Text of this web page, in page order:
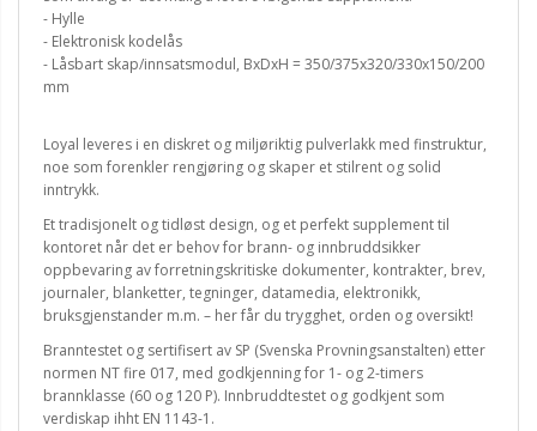
- Hylle
- Elektronisk kodelås
- Låsbart skap/innsatsmodul, BxDxH = 350/375x320/330x150/200
mm
Loyal leveres i en diskret og miljøriktig pulverlakk med finstruktur,
noe som forenkler rengjøring og skaper et stilrent og solid
inntrykk.
Et tradisjonelt og tidløst design, og et perfekt supplement til
kontoret når det er behov for brann- og innbruddsikker
oppbevaring av forretningskritiske dokumenter, kontrakter, brev,
journaler, blanketter, tegninger, datamedia, elektronikk,
bruksgjenstander m.m. – her får du trygghet, orden og oversikt!
Branntestet og sertifisert av SP (Svenska Provningsanstalten) etter
normen NT fire 017, med godkjenning for 1- og 2-timers
brannklasse (60 og 120 P). Innbruddtestet og godkjent som
verdiskap ihht EN 1143-1.